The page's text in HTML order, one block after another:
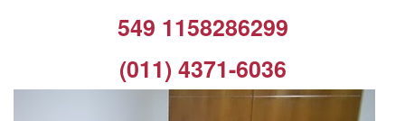
549 1158286299
(011) 4371-6036